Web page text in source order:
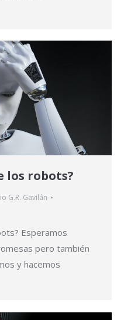
los robots?
G.R. Gavilán
Esperamos
pero también
y hacemos